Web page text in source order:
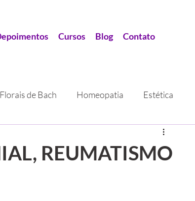
Cursos Blog Contato
Florais de Bach Homeopatia Estética
REUMATISMO